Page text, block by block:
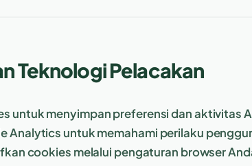
Teknologi Pelacakan
untuk menyimpan preferensi dan aktivitas
Analytics untuk memahami perilaku
cookies melalui pengaturan browser